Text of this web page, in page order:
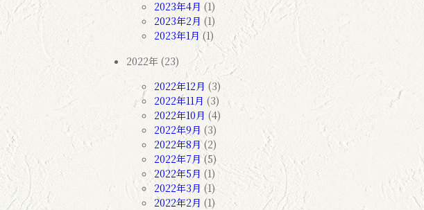
2023年4月 (1)
2023年2月 (1)
2023年1月(1)
2022年 (23)
2022年12月 (3)
2022年11月 (3)
2022年10月 (4)
2022年9月 (3)
2022年8月(2)
2022年7月(5)
2022年5月 (1)
2022年3月 (1)
2022年2月 (1)